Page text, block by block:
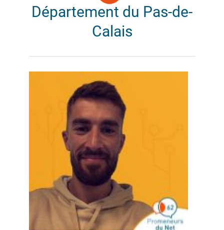
Département du Pas-de-
Calais